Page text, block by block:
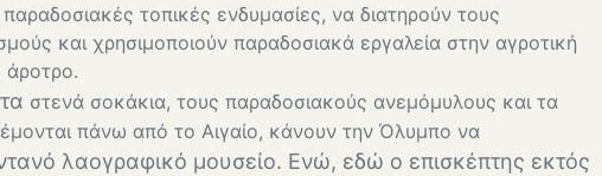
τοπικές ενδυμασίες, να διατηρούν τους
και χρησιμοποιούν παραδοσιακά εργαλεία στην αγροτική
στενά σοκάκια, τους παραδοσιακούς ανεμόμυλους και τα
πάνω από το Αιγαίο, κάνουν την Όλυμπο να
λαογραφικό μουσείο. Ενώ, εδώ ο επισκέπτης εκτός